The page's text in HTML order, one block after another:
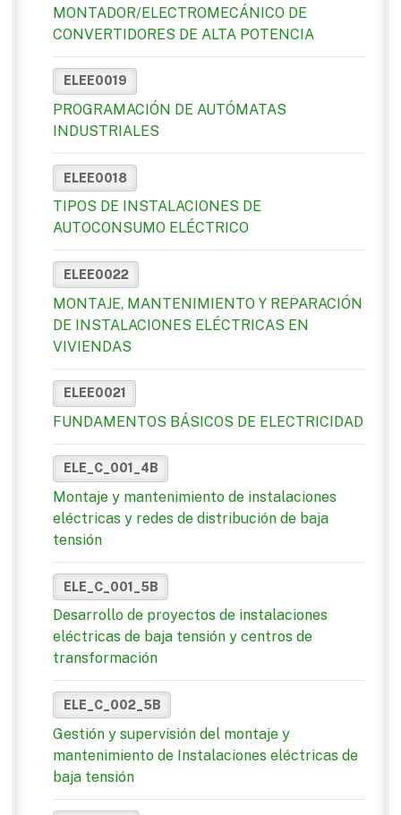
MONTADOR/ELECTROMECÁNICO DE
CONVERTIDORES DE ALTA POTENCIA
ELEE0019
PROGRAMACIÓN DE AUTÓMATAS
INDUSTRIALES
ELEE0018
TIPOS DE INSTALACIONES DE
AUTOCONSUMO ELÉCTRICO
ELEE0022
MONTAJE, MANTENIMIENTO Y REPARACIÓN
DE INSTALACIONES ELÉCTRICAS EN
VIVIENDAS
ELEE0021
FUNDAMENTOS BÁSICOS DE ELECTRICIDAD
ELE_C_001_4B
Montaje y mantenimiento de instalaciones
eléctricas y redes de distribución de baja
tensión
ELE_C_001_5B
Desarrollo de proyectos de instalaciones
eléctricas de baja tensión y centros de
transformación
ELE_C_002_5B
Gestión y supervisión del montaje y
mantenimiento de Instalaciones eléctricas de
baja tensión